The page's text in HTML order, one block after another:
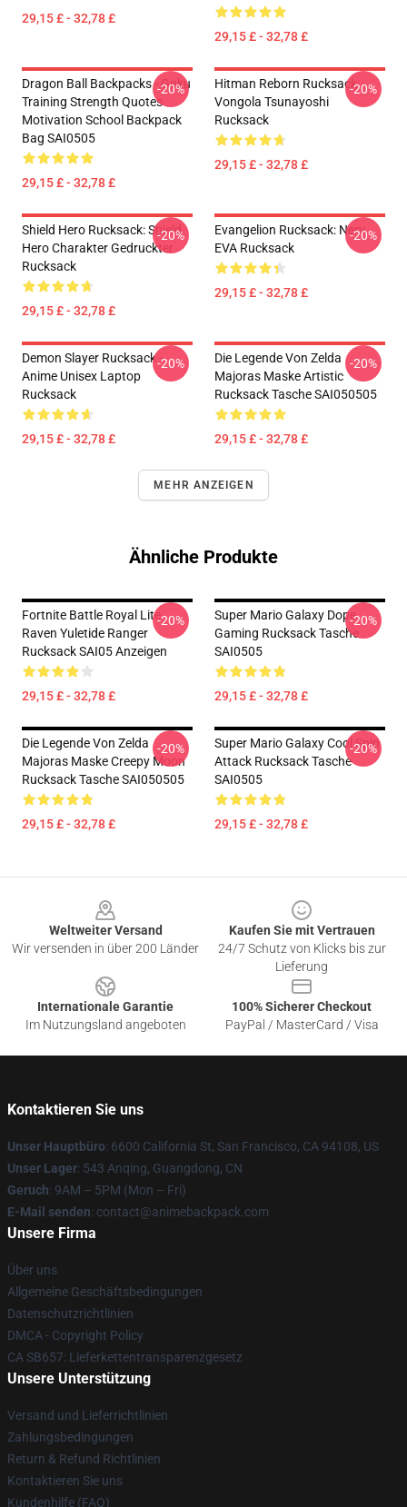
29,15 £ - 32,78 £
29,15 £ - 32,78 £
Dragon Ball Backpacks - Goku
Training Strength Quotes
Motivation School Backpack
Bag SAI0505
29,15 £ - 32,78 £
-20%
Hitman Reborn Rucksack:
Vongola Tsunayoshi
Rucksack
29,15 £ - 32,78 £
-20%
Shield Hero Rucksack: Shield
Hero Charakter Gedruckter
Rucksack
29,15 £ - 32,78 £
-20%
Evangelion Rucksack: Nerv
EVA Rucksack
29,15 £ - 32,78 £
-20%
Demon Slayer Rucksack -
Anime Unisex Laptop
Rucksack
29,15 £ - 32,78 £
-20%
Die Legende Von Zelda
Majoras Maske Artistic
Rucksack Tasche SAI050505
29,15 £ - 32,78 £
-20%
MEHR ANZEIGEN
Ähnliche Produkte
Fortnite Battle Royal Lite
Raven Yuletide Ranger
Rucksack SAI05 Anzeigen
29,15 £ - 32,78 £
-20%
Super Mario Galaxy Dope
Gaming Rucksack Tasche
SAI0505
29,15 £ - 32,78 £
-20%
Die Legende Von Zelda
Majoras Maske Creepy Moon
Rucksack Tasche SAI050505
29,15 £ - 32,78 £
-20%
Super Mario Galaxy Cool Spin
Attack Rucksack Tasche
SAI0505
29,15 £ - 32,78 £
-20%
Weltweiter Versand
Wir versenden in über 200 Länder
Kaufen Sie mit Vertrauen
24/7 Schutz von Klicks bis zur
Lieferung
Internationale Garantie
Im Nutzungsland angeboten
100% Sicherer Checkout
PayPal / MasterCard / Visa
Kontaktieren Sie uns
Unser Hauptbüro: 6600 California St, San Francisco, CA 94108, US
Unser Lager: 543 Anqing, Guangdong, CN
Geruch: 9AM – 5PM (Mon – Fri)
E-Mail senden: contact@animebackpack.com
Unsere Firma
Über uns
Allgemeine Geschäftsbedingungen
Datenschutzrichtlinien
DMCA - Copyright Policy
CA SB657: Lieferkettentransparenzgesetz
Unsere Unterstützung
Versand und Lieferrichtlinien
Zahlungsbedingungen
Return & Refund Richtlinien
Kontaktieren Sie uns
Kundenhilfe (FAQ)